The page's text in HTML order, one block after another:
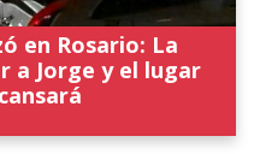
en Rosario: La
a Jorge y el lugar